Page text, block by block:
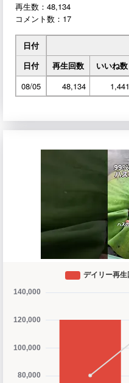
再生数：48,134
コメント数：17
日付
日付
再生回数 いいね数
08/05
48,134 1,441